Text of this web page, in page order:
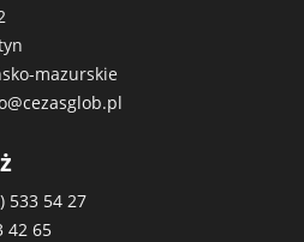
mazurskie
533 54 27
42 65